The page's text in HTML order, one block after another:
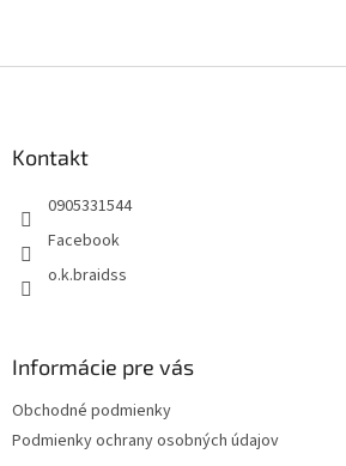
Kontakt
0905331544
Facebook
o.k.braidss
Informácie pre vás
Obchodné podmienky
Podmienky ochrany osobných údajov